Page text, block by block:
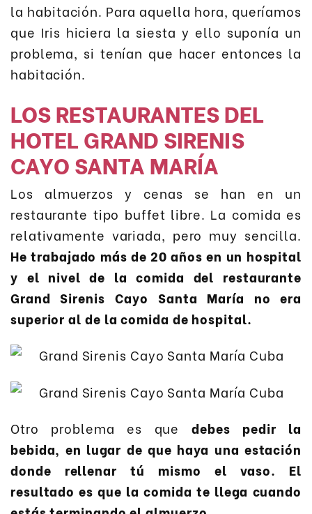
la habitación. Para aquella hora, queríamos
que Iris hiciera la siesta y ello suponía un
problema, si tenían que hacer entonces la
habitación.
LOS RESTAURANTES DEL
HOTEL GRAND SIRENIS
CAYO SANTA MARÍA
Los almuerzos y cenas se han en un
restaurante tipo buffet libre. La comida es
relativamente variada, pero muy sencilla.
He trabajado más de 20 años en un hospital
y el nivel de la comida del restaurante
Grand Sirenis Cayo Santa María no era
superior al de la comida de hospital.
Otro problema es que debes pedir la
bebida, en lugar de que haya una estación
donde rellenar tú mismo el vaso. El
resultado es que la comida te llega cuando